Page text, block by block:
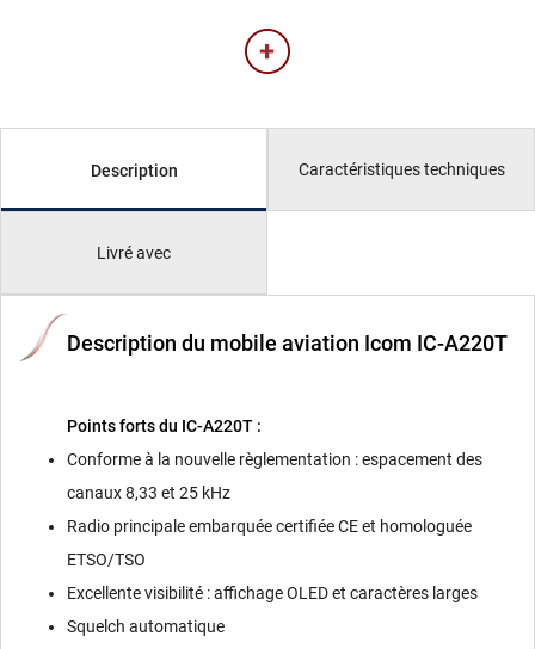
Description Caractéristiques techniques
Livré avec
Description du mobile aviation Icom IC-A220T
Points forts du IC-A220T :
Conforme à la nouvelle règlementation : espacement des
canaux 8,33 et 25 kHz
Radio principale embarquée certifiée CE et homologuée
ETSO/TSO
Excellente visibilité : affichage OLED et caractères larges
Squelch automatique